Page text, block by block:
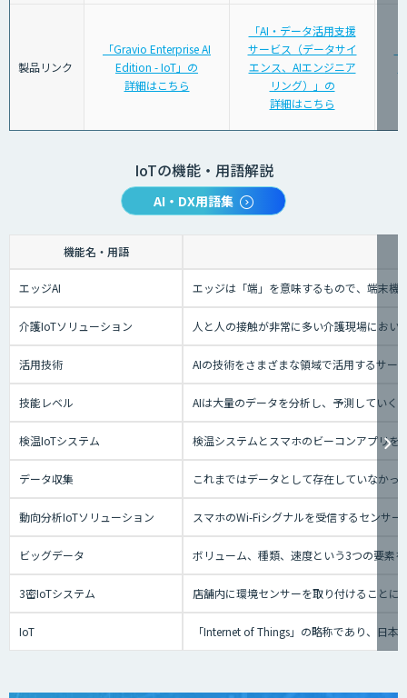
製品リンク
「Gravio Enterprise AI
Edition - IoT」の
詳細はこちら
「AI・データ活用支援
サービス（データサイ
エンス、AIエンジニア
リング）」の
詳細はこちら
IoTの機能・用語解説
AI・DX用語集
機能名・用語
エッジAI エッジは「端」を意味するもので、端末機
介護IoTソリューション 人と人の接触が非常に多い介護現場にお
活用技術 AIの技術をさまざまな領域で活用するサー
技能レベル AIは大量のデータを分析し、予測していく
検温IoTシステム 検温システムとスマホのビーコンアプリを
データ収集 これまではデータとして存在していなか
動向分析IoTソリューション スマホのWi-Fiシグナルを受信するセンサ
ビッグデータ ボリューム、種類、速度という3つの要素
3密IoTシステム 店舗内に環境センサーを取り付けること
IoT 「Internet of Things」の略称であり、日